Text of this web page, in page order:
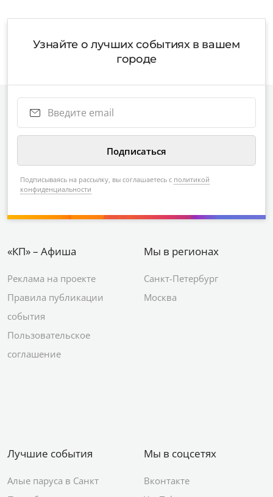
Узнайте о лучших событиях в вашем
городе
Подписываясь на рассылку, вы соглашаетесь с политикой
конфиденциальности
«КП» – Афиша
Реклама на проекте
Правила публикации
события
Пользовательское
соглашение
Мы в регионах
Санкт-Петербург
Москва
Лучшие события
Алые паруса в Санкт
Мы в соцсетях
Вконтакте